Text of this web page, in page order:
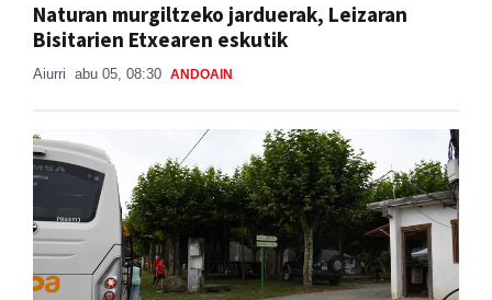
Naturan murgiltzeko jarduerak, Leizaran
Bisitarien Etxearen eskutik
Aiurri abu 05, 08:30 ANDOAIN